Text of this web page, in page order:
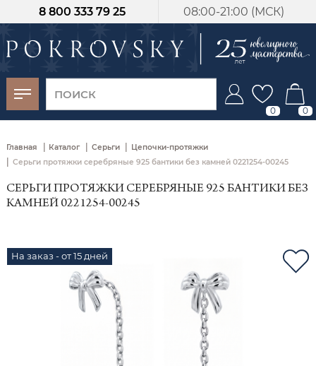
08:00-21:00 (МСК)
8 800 333 79 25
0 0
Главная | Каталог | Серьги | Цепочки-протяжки
| Серьги протяжки серебряные 925 бантики без камней 0221254-00245
СЕРЬГИ ПРОТЯЖКИ СЕРЕБРЯНЫЕ 925 БАНТИКИ БЕЗ
КАМНЕЙ 0221254-00245
На заказ - от 15 дней
-30%
от 15 дней с
момента оплаты